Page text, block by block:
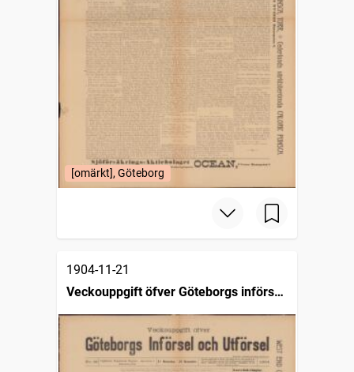
[omärkt], Göteborg
1904-11-21
Veckouppgift öfver Göteborgs införsel
och utförsel